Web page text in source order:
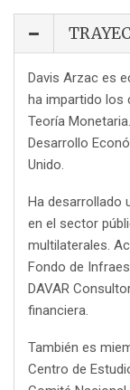
Davis Arzac es
ha impartido los
Teoría
Desarrollo
Unido.
Ha desarrollado
en el sector
multilaterales.
Fondo de
DAVAR
financiera.
También es
Centro de